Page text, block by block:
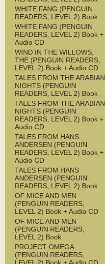
WHITE FANG (PENGUIN
READERS, LEVEL 2) Book
WHITE FANG (PENGUIN
READERS, LEVEL 2) Book +
Audio CD
WIND IN THE WILLOWS,
THE (PENGUIN READERS,
LEVEL 2) Book + Audio CD
TALES FROM THE ARABIAN
NIGHTS (PENGUIN
READERS, LEVEL 2) Book
TALES FROM THE ARABIAN
NIGHTS (PENGUIN
READERS, LEVEL 2) Book +
Audio CD
TALES FROM HANS
ANDERSEN (PENGUIN
READERS, LEVEL 2) Book +
Audio CD
TALES FROM HANS
ANDERSEN (PENGUIN
READERS, LEVEL 2) Book
OF MICE AND MEN
(PENGUIN READERS,
LEVEL 2) Book + Audio CD
OF MICE AND MEN
(PENGUIN READERS,
LEVEL 2) Book
PROJECT OMEGA
(PENGUIN READERS,